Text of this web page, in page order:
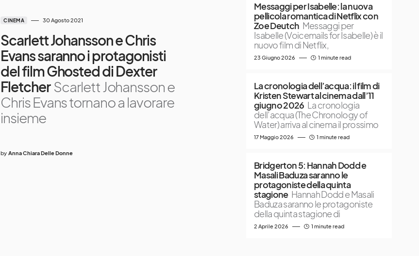
CINEMA 30 Agosto 2021
Scarlett Johansson e Chris
Evans saranno i protagonisti
del film Ghosted di Dexter
Fletcher Scarlett Johansson e
Chris Evans tornano a lavorare
insieme
by Anna Chiara Delle Donne
Messaggi per Isabelle: la nuova
pellicola romantica di Netflix con
Zoe Deutch Messaggi per
Isabelle (Voicemails for Isabelle) è il
nuovo film di Netflix,
23 Giugno 2026 1 minute read
La cronologia dell’acqua: il film di
Kristen Stewart al cinema dall’11
giugno 2026 La cronologia
dell’acqua (The Chronology of
Water) arriva al cinema il prossimo
17 Maggio 2026 1 minute read
Bridgerton 5: Hannah Dodd e
Masali Baduza saranno le
protagoniste della quinta
stagione Hannah Dodd e Masali
Baduza saranno le protagoniste
della quinta stagione di
2 Aprile 2026 1 minute read